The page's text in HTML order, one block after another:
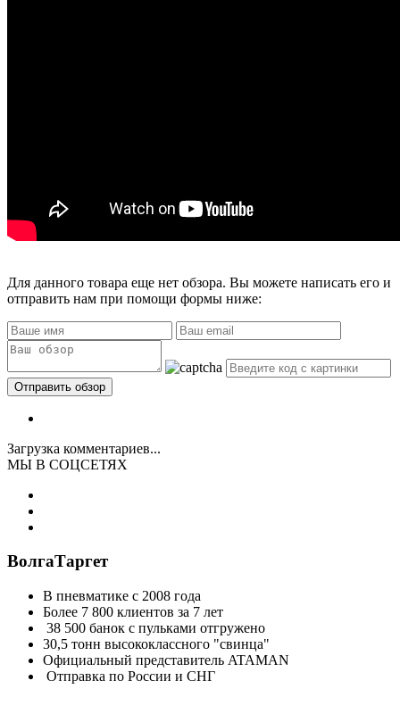
Для данного товара еще нет обзора. Вы можете написать его и
отправить нам при помощи формы ниже:
Загрузка комментариев...
МЫ В СОЦСЕТЯХ
ВолгаТаргет
В пневматике с 2008 года
Более 7 800 клиентов за 7 лет
38 500 банок с пульками отгружено
30,5 тонн высококлассного "свинца"
Официальный представитель ATAMAN
Отправка по России и СНГ